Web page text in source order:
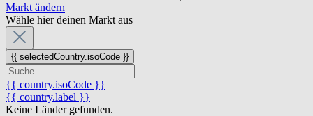
Markt ändern
Wähle hier deinen Markt aus
{{ selectedCountry.isoCode }}
{{ country.isoCode }}
{{ country.label }}
Keine Länder gefunden.